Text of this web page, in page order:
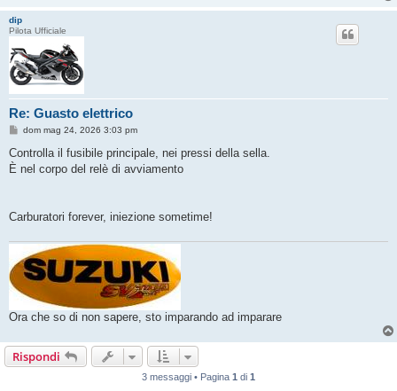
dip
Pilota Ufficiale
Re: Guasto elettrico
M
s
a
o
dom mag 24, 2026 3:03 pm
Controlla il fusibile principale, nei pressi della sella.
È nel corpo del relè di avviamento
Carburatori forever, iniezione sometime!
Ora che so di non sapere, sto imparando ad imparare
Rispondi
3 messaggi • Pagina 1 di 1